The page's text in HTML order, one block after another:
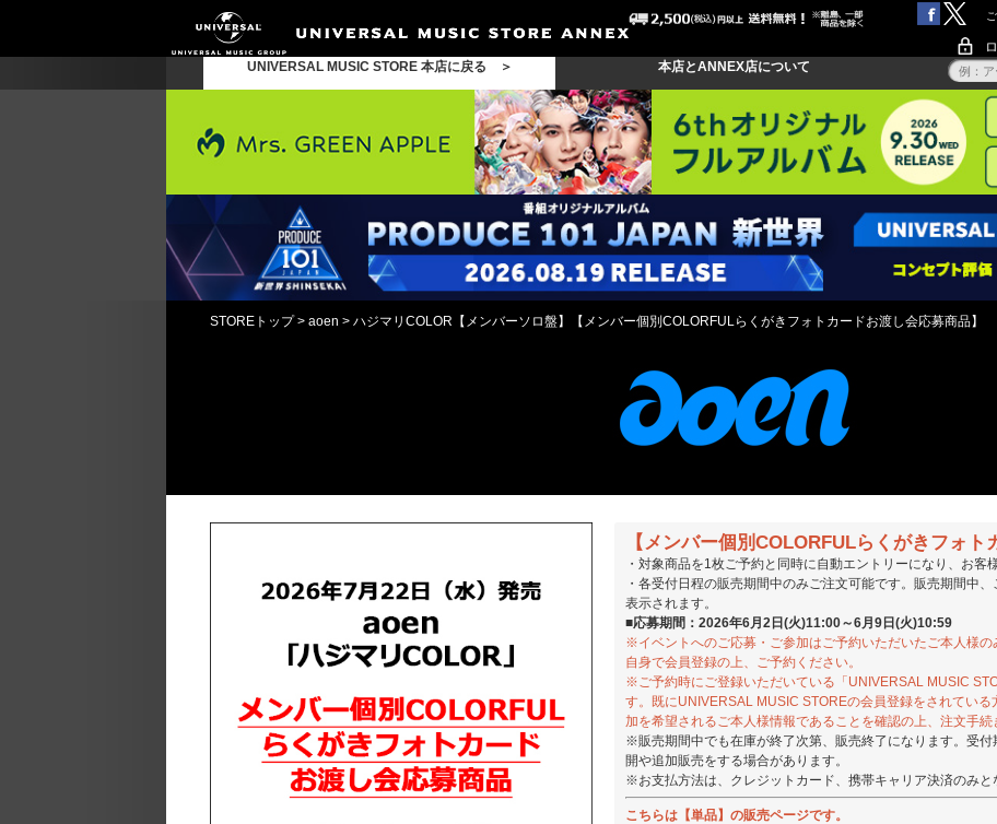
UNIVERSAL MUSIC STORE 本店に戻る ＞ 本店とANNEX店について
STOREトップ> aoen > ハジマリCOLOR【メンバーソロ盤】【メンバー個別COLORFULらくがきフォトカードお渡し会応募商品】
【メンバー個別COLORFULらくがきフォト
・対象商品を1枚ご予約と同時に自動エントリーになり、お客
・各受付日程の販売期間中のみご注文可能です。販売期間中
表示されます。
■応募期間：2026年6月2日(火)11:00～6月9日(火)10:59
※イベントへのご応募・ご参加はご予約いただいたご本人様
自身で会員登録の上、ご予約ください。
※ご予約時にご登録いただいている「UNIVERSAL MUSIC
す。既にUNIVERSAL MUSIC STOREの会員登録をされてい
加を希望されるご本人様情報であることを確認の上、注文手続
※販売期間中でも在庫が終了次第、販売終了になります。受
開や追加販売をする場合があります。
※お支払方法は、クレジットカード、携帯キャリア決済のみと
こちらは【単品】の販売ページです。